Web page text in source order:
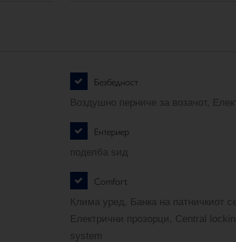
Безбедност
Воздушно перниче за возачот,
Ентериер
поделба ѕид
Comfort
Клима уред, Банка на патничкиот
Електрични прозорци, Central
system